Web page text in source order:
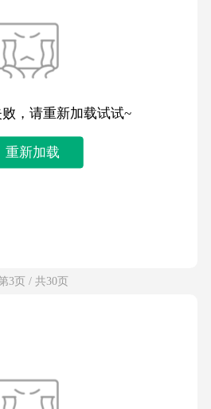
，请重新加载试试~
重新加载
3页 / 共30页